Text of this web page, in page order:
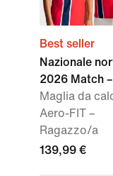
Best seller
Nazionale
2026 Match
Maglia da
Aero-FIT –
Ragazzo/a
139,99 €